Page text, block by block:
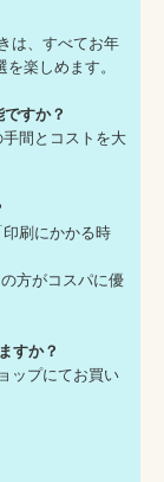
は、すべてお年
楽しめます。
すか？
間とコストを大
刷にかかる時
方がコスパに優
すか？
ップにてお買い